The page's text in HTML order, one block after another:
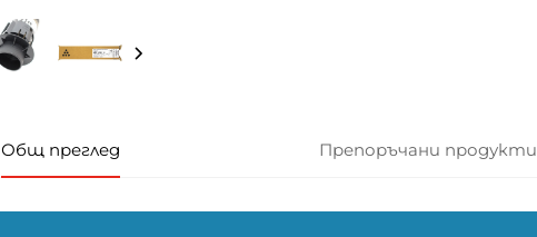
Общ преглед Препоръчани продукти